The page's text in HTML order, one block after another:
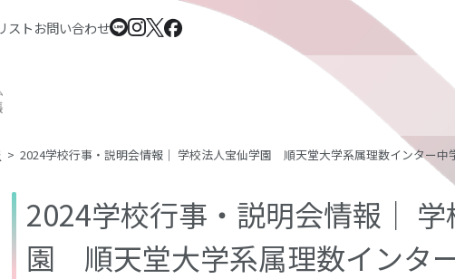
ストお問い合わせ
2024学校行事・説明会情報｜ 学校法人宝仙学園 順天堂大学系属理数インター中
2024学校行事・説明会情報｜
園 順天堂大学系属理数インタ